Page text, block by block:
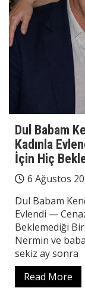
Dul Babam
Kadınla
İçin Hiç
6 Ağustos
Dul Babam
Evlendi —
Beklemediği Bir
Nermin ve
sekiz ay sonra
Read More